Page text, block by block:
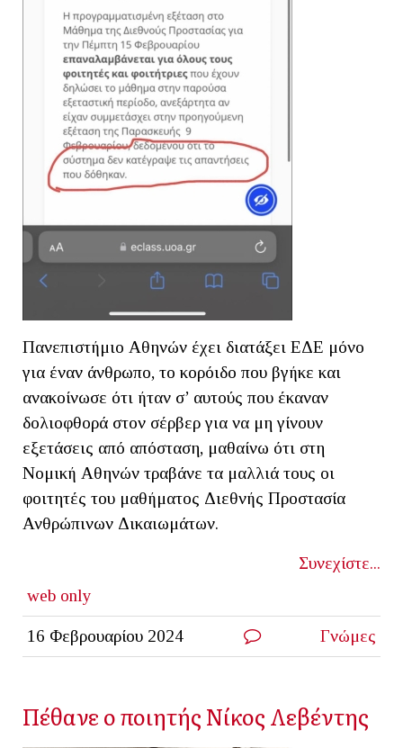
Πανεπιστήμιο Αθηνών έχει διατάξει ΕΔΕ μόνο
για έναν άνθρωπο, το κορόιδο που βγήκε και
ανακοίνωσε ότι ήταν σ’ αυτούς που έκαναν
δολιοφθορά στον σέρβερ για να μη γίνουν
εξετάσεις από απόσταση, μαθαίνω ότι στη
Νομική Αθηνών τραβάνε τα μαλλιά τους οι
φοιτητές του μαθήματος Διεθνής Προστασία
Ανθρώπινων Δικαιωμάτων.
Συνεχίστε...
web only
16 Φεβρουαρίου 2024 Γνώμες
Πέθανε ο ποιητής Νίκος Λεβέντης